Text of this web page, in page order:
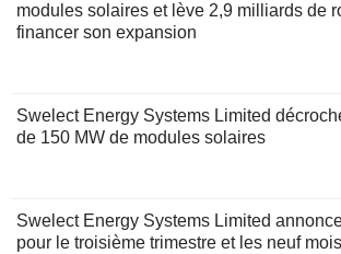
modules solaires et lève 2,9 milliards de
financer son expansion
Swelect Energy Systems Limited
de 150 MW de modules solaires
Swelect Energy Systems Limited
pour le troisième trimestre et les neuf